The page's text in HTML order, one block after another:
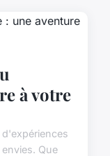
à votre
Que